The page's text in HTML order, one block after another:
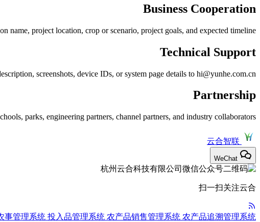
Business Cooperation
name, project location, crop or scenario, project goals, and expected timeline.
Technical Support
screenshots, device IDs, or system page details to hi@yunhe.com.cn.
Partnership
parks, engineering partners, channel partners, and industry collaborators.
云合智联
WeChat
扫一扫关注云合
事管理系统 投入品管理系统 农产品销售管理系统 农产品追溯管理系统